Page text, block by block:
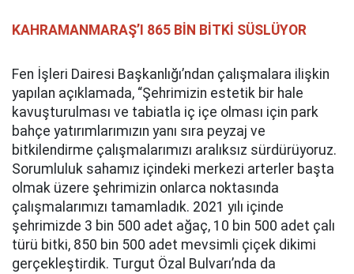
KAHRAMANMARAŞ’I 865 BİN BİTKİ SÜSLÜYOR
Fen İşleri Dairesi Başkanlığı’ndan çalışmalara ilişkin
yapılan açıklamada, “Şehrimizin estetik bir hale
kavuşturulması ve tabiatla iç içe olması için park
bahçe yatırımlarımızın yanı sıra peyzaj ve
bitkilendirme çalışmalarımızı aralıksız sürdürüyoruz.
Sorumluluk sahamız içindeki merkezi arterler başta
olmak üzere şehrimizin onlarca noktasında
çalışmalarımızı tamamladık. 2021 yılı içinde
şehrimizde 3 bin 500 adet ağaç, 10 bin 500 adet çalı
türü bitki, 850 bin 500 adet mevsimli çiçek dikimi
gerçekleştirdik. Turgut Özal Bulvarı’nda da